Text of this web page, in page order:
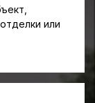
или